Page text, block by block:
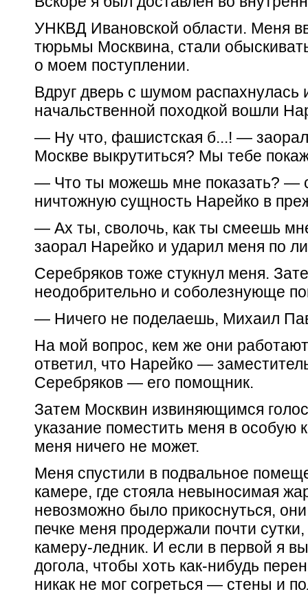
УНКВД Ивановской области. Меня
тюрьмы Москвина, стали
о моем поступлении.
Вдруг дверь с шумом распахнулась
начальственной походкой вошли
— Ну что, фашистская б...! —
Москве выкрутиться? Мы тебе
— Что ты можешь мне показать? —
ничтожную сущность Нарейко в
— Ах ты, сволочь, как ты смеешь
заорал Нарейко и ударил меня по
Серебряков тоже стукнул меня.
неодобрительно и соболезнующе
— Ничего не поделаешь, Михаил
На мой вопрос, кем же они
ответил, что Нарейко —
Серебряков — его помощник.
Затем Москвин извиняющимся
указание поместить меня в особую
меня ничего не может.
Меня спустили в подвальное
камере, где стояла невыносимая
невозможно было прикоснуться,
печке меня продержали почти
камеру-ледник. И если в первой я
догола, чтобы хоть как-нибудь
никак не мог согреться — стены и